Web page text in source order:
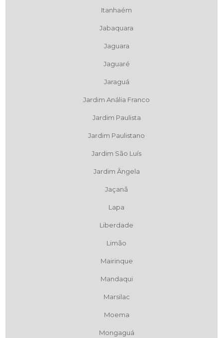
Itanhaém
Jabaquara
Jaguara
Jaguaré
Jaraguá
Jardim Anália Franco
Jardim Paulista
Jardim Paulistano
Jardim São Luís
Jardim Ângela
Jaçanã
Lapa
Liberdade
Limão
Mairinque
Mandaqui
Marsilac
Moema
Mongaguá